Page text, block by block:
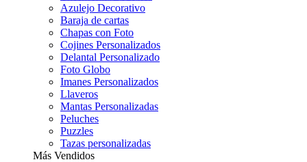
Azulejo Decorativo
Baraja de cartas
Chapas con Foto
Cojines Personalizados
Delantal Personalizado
Foto Globo
Imanes Personalizados
Llaveros
Mantas Personalizadas
Peluches
Puzzles
Tazas personalizadas
Más Vendidos